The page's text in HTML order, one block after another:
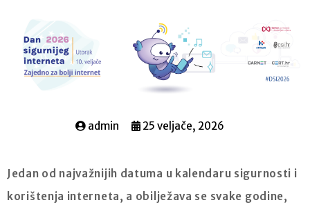
admin 25 veljače, 2026
Jedan od najvažnijih datuma u kalendaru sigurnosti i
korištenja interneta, a obilježava se svake godine,